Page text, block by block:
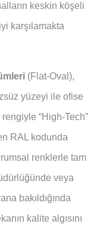
keskin köşeli
karşılamakta
(Flat-Oval),
yüzeyi ile ofise
“High-Tech”
RAL kodunda
renklerle tam
veya
bakıldığında
kalite algısını